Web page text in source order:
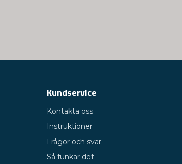
Kundservice
Kontakta oss
Instruktioner
Frågor och svar
Så funkar det